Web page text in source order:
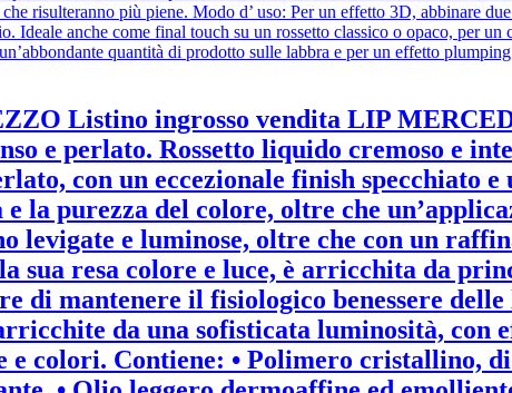
Listino ingrosso vendita LIP
e perlato. Rossetto liquido cremoso e
con un eccezionale finish specchiato
la purezza del colore, oltre che
levigate e luminose, oltre che con un
sua resa colore e luce, è arricchita da
di mantenere il fisiologico benessere
da una sofisticata luminosità, con
e colori. Contiene: • Polimero cristallino,